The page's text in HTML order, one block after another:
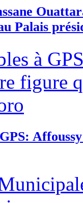
Palais